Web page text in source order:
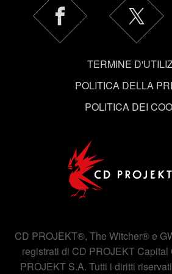
Tutti i dettagli su come utilizziamo i
impostare le tue preferenze sono
TERMINE
POLITICA DELLA
POLITICA DEI
CD PROJEKT®, The Witcher® e
registrati di CD PROJEKT
PROJEKT S.A. Tutti i diritti